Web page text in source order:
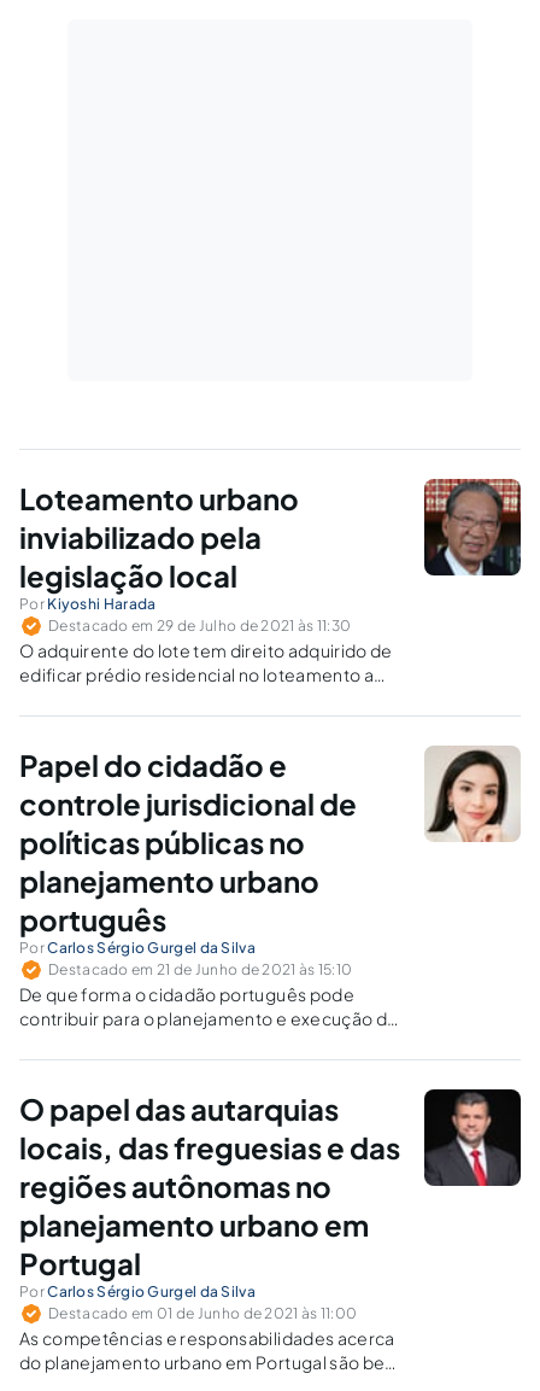
Loteamento urbano
inviabilizado pela
legislação local
Por Kiyoshi Harada
Destacado em 29 de Julho de 2021 às 11:30
O adquirente do lote tem direito adquirido de
edificar prédio residencial no loteamento a
discricionariedade, não ter requerido o alvará
proprietário do lote adquirido antes da nova lei
que impôs a restrição de uso.
Papel do cidadão e
controle jurisdicional de
políticas públicas no
planejamento urbano
português
PorCarlos Sérgio Gurgel da Silva
Destacado em 21 de Junho de 2021 às 15:10
De que forma o cidadão português pode
contribuir para o planejamento e execução de
urbanos e territoriais? Quais os limites dessa
O papel das autarquias
locais, das freguesias e das
regiões autônomas no
planejamento urbano em
Portugal
PorCarlos Sérgio Gurgel da Silva
Destacado em 01 de Junho de 2021 às 11:00
As competências e responsabilidades acerca
do planejamento urbano em Portugal são bem